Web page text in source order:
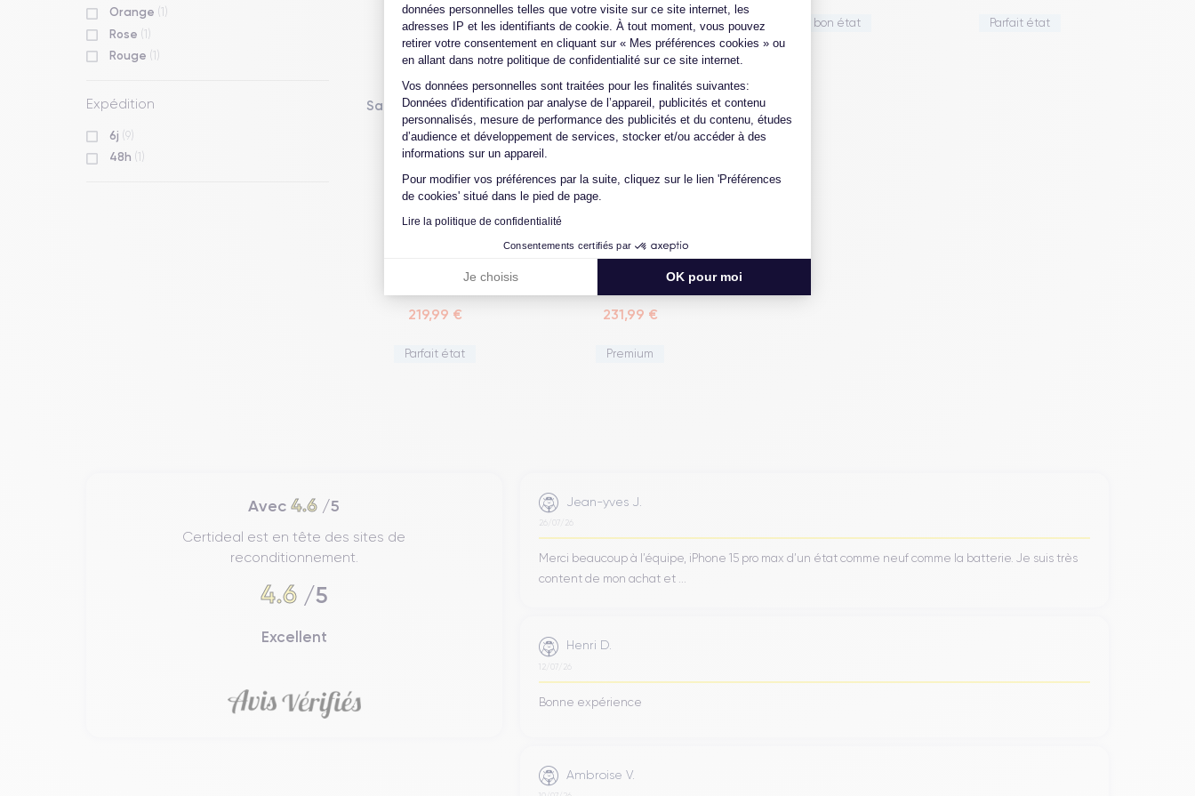
données personnelles telles que votre visite sur ce site internet, les
adresses IP et les identifiants de cookie. À tout moment, vous pouvez
retirer votre consentement en cliquant sur « Mes préférences cookies » ou
en allant dans notre politique de confidentialité sur ce site internet.
Vos données personnelles sont traitées pour les finalités suivantes:
Données d'identification par analyse de l’appareil, publicités et contenu
personnalisés, mesure de performance des publicités et du contenu, études
d’audience et développement de services, stocker et/ou accéder à des
informations sur un appareil.
Pour modifier vos préférences par la suite, cliquez sur le lien 'Préférences
de cookies' situé dans le pied de page.
Lire la politique de confidentialité
Consentements certifiés par
Je choisis OK pour moi
Axeptio consent
Orange (1)
Rose (1)
Rouge (1)
Expédition
6j (9)
48h (1)
Correct Très bon état Très bon état Parfait état
Samsung Galaxy S20
Plus 128 Go Noir
219,99 €
Parfait état
Samsung Galaxy S20
128 Go Gris
Cosmique
231,99 €
Premium
Avec4.6 /5
Certideal est en tête des sites de
reconditionnement.
4.6/5
Excellent
Jean-yves J.
26/07/26
Merci beaucoup à l’équipe, iPhone 15 pro max d’un état comme neuf comme la batterie. Je suis très
content de mon achat et ...
Henri D.
12/07/26
Bonne expérience
Ambroise V.